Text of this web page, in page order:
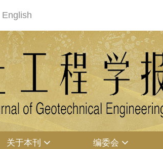
English
关于本刊 编委会